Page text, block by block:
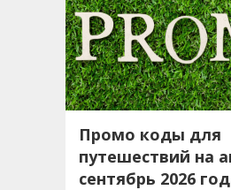
Промо коды для
путешествий на
сентябрь 2026